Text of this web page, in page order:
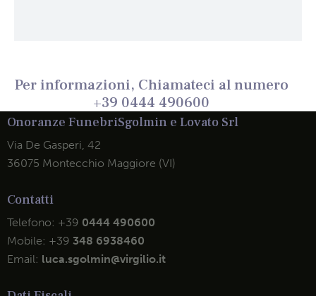
Per informazioni, Chiamateci al numero
+39 0444 490600
Onoranze FunebriSgolmin e Lovato Srl
Via De Gasperi, 42
36075 Montecchio Maggiore (VI)
Contatti
Telefono: +39 0444 490600
Mobile: +39 348 6938460
Email: luca.sgolmin@virgilio.it